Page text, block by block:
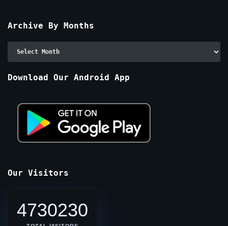
Archive By Months
Download Our Android App
Our Visitors
4730230